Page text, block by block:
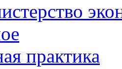
практика